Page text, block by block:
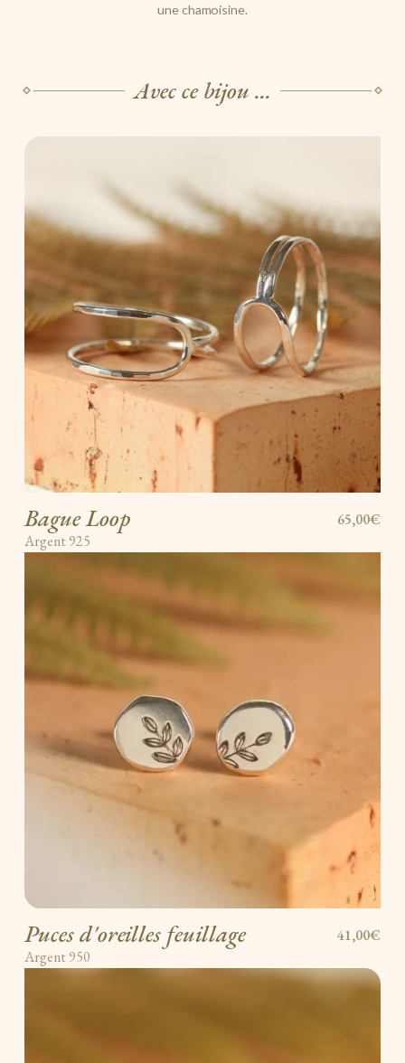
une chamoisine.
Avec ce bijou ...
Bague Loop
65,00€
Argent 925
Puces d'oreilles feuillage
41,00€
Argent 950